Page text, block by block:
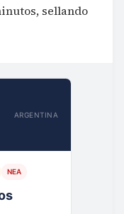
sellando
ARGENTINA
NEA